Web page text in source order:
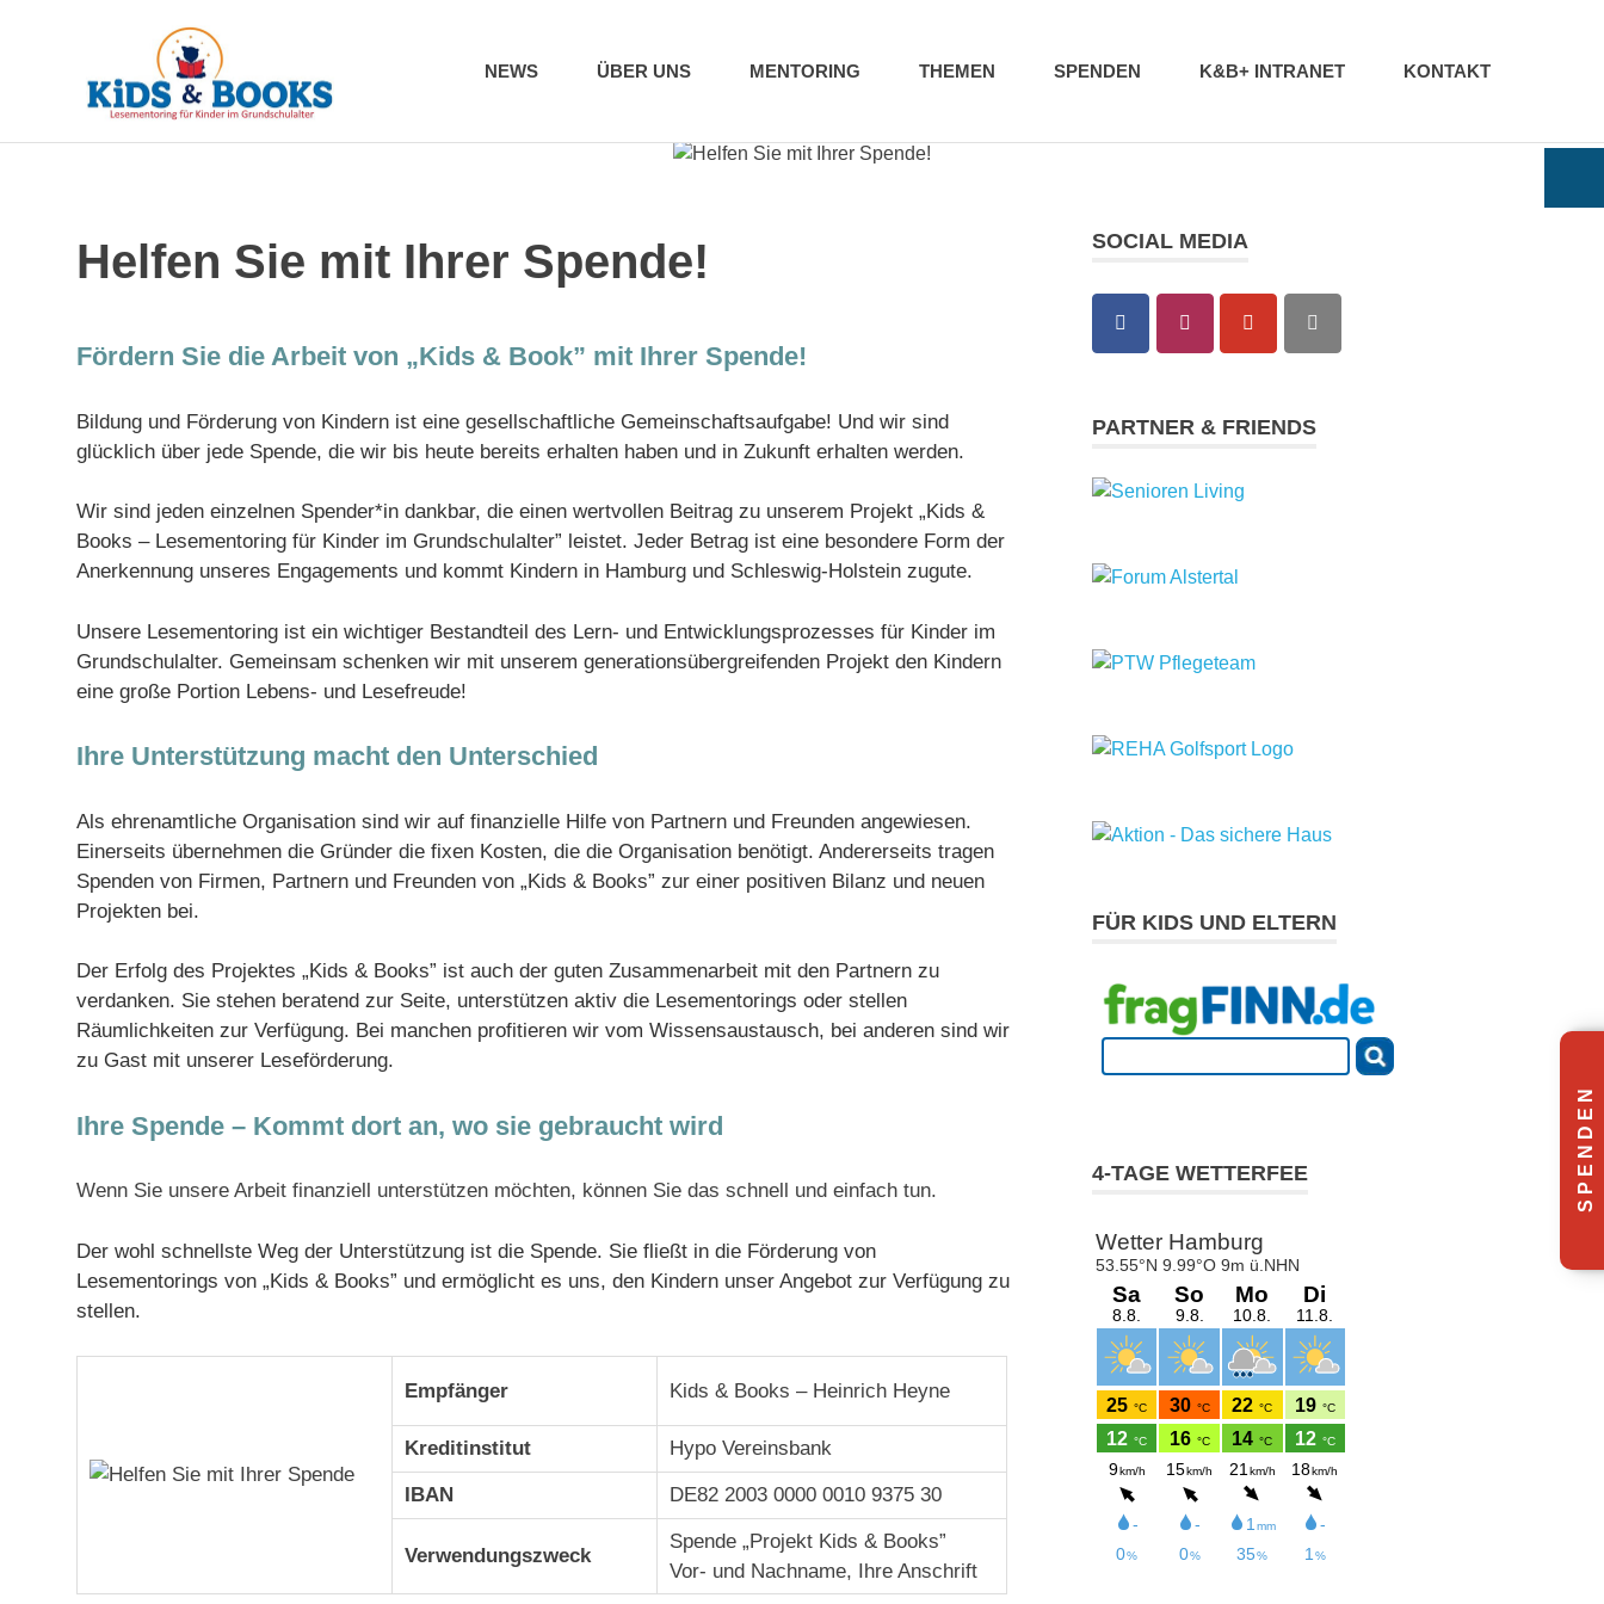
NEWS ÜBER UNS MENTORING THEMEN SPENDEN K&B+ INTRANET KONTAKT
Helfen Sie mit Ihrer Spende!
Fördern Sie die Arbeit von „Kids & Book” mit Ihrer Spende!
Bildung und Förderung von Kindern ist eine gesellschaftliche Gemeinschaftsaufgabe! Und wir sind
glücklich über jede Spende, die wir bis heute bereits erhalten haben und in Zukunft erhalten werden.
Wir sind jeden einzelnen Spender*in dankbar, die einen wertvollen Beitrag zu unserem Projekt „Kids &
Books – Lesementoring für Kinder im Grundschulalter” leistet. Jeder Betrag ist eine besondere Form der
Anerkennung unseres Engagements und kommt Kindern in Hamburg und Schleswig-Holstein zugute.
Unsere Lesementoring ist ein wichtiger Bestandteil des Lern- und Entwicklungsprozesses für Kinder im
Grundschulalter. Gemeinsam schenken wir mit unserem generationsübergreifenden Projekt den Kindern
eine große Portion Lebens- und Lesefreude!
Ihre Unterstützung macht den Unterschied
Als ehrenamtliche Organisation sind wir auf finanzielle Hilfe von Partnern und Freunden angewiesen.
Einerseits übernehmen die Gründer die fixen Kosten, die die Organisation benötigt. Andererseits tragen
Spenden von Firmen, Partnern und Freunden von „Kids & Books” zur einer positiven Bilanz und neuen
Projekten bei.
Der Erfolg des Projektes „Kids & Books” ist auch der guten Zusammenarbeit mit den Partnern zu
verdanken. Sie stehen beratend zur Seite, unterstützen aktiv die Lesementorings oder stellen
Räumlichkeiten zur Verfügung. Bei manchen profitieren wir vom Wissensaustausch, bei anderen sind wir
zu Gast mit unserer Leseförderung.
Ihre Spende – Kommt dort an, wo sie gebraucht wird
Wenn Sie unsere Arbeit finanziell unterstützen möchten, können Sie das schnell und einfach tun.
Der wohl schnellste Weg der Unterstützung ist die Spende. Sie fließt in die Förderung von
Lesementorings von „Kids & Books” und ermöglicht es uns, den Kindern unser Angebot zur Verfügung zu
stellen.
Empfänger Kids & Books – Heinrich Heyne
Kreditinstitut Hypo Vereinsbank
IBAN DE82 2003 0000 0010 9375 30
Verwendungszweck
Spende „Projekt Kids & Books”
Vor- und Nachname, Ihre Anschrift
SOCIAL MEDIA
PARTNER & FRIENDS
FÜR KIDS UND ELTERN
4-TAGE WETTERFEE S P E N D E N